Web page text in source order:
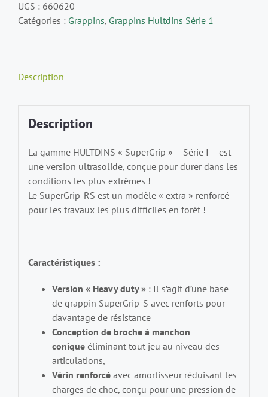
SuperGrip
I
UGS : 660620
Catégories : Grappins, Grappins Hultdins Série 1
Description
Description
La gamme HULTDINS « SuperGrip » – Série I – est
une version ultrasolide, conçue pour durer dans les
conditions les plus extrêmes !
Le SuperGrip-RS est un modèle « extra » renforcé
pour les travaux les plus difficiles en forêt !
Caractéristiques :
Version « Heavy duty »: Il s’agit d’une base
de grappin SuperGrip-S avec renforts pour
davantage de résistance
Conception de broche à manchon
coniqueéliminant tout jeu au niveau des
articulations,
Vérin renforcéavec amortisseur réduisant les
charges de choc, conçu pour une pression de